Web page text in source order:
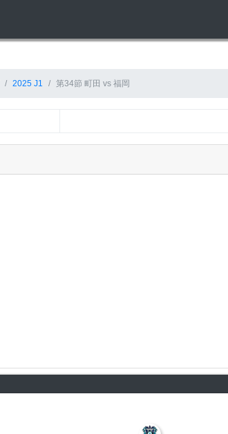
2025 J1 第34節 町田 vs 福岡